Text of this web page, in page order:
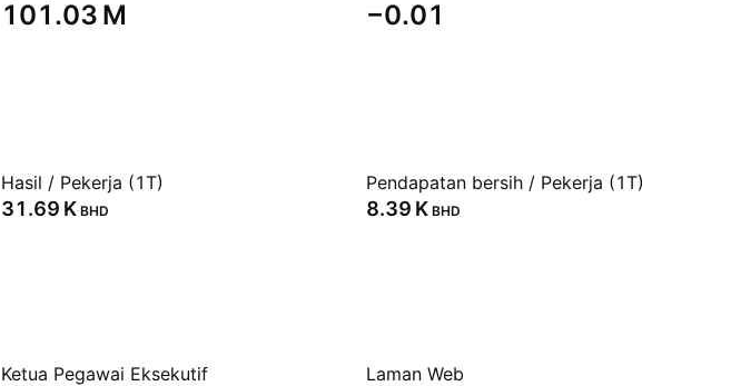
‪101.03 M‬ −0.01
Hasil / Pekerja (1T)
‪31.69 K‬ BHD
Pendapatan bersih / Pekerja (1T)
‪8.39 K‬ BHD
Ketua Pegawai Eksekutif Laman Web